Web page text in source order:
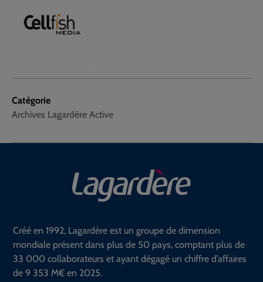
Catégorie
Archives Lagardère Active
Créé en 1992, Lagardère est un groupe de dimension
mondiale présent dans plus de 50 pays, comptant plus de
33 000 collaborateurs et ayant dégagé un chiffre d’affaires
de 9 353 M€ en 2025.